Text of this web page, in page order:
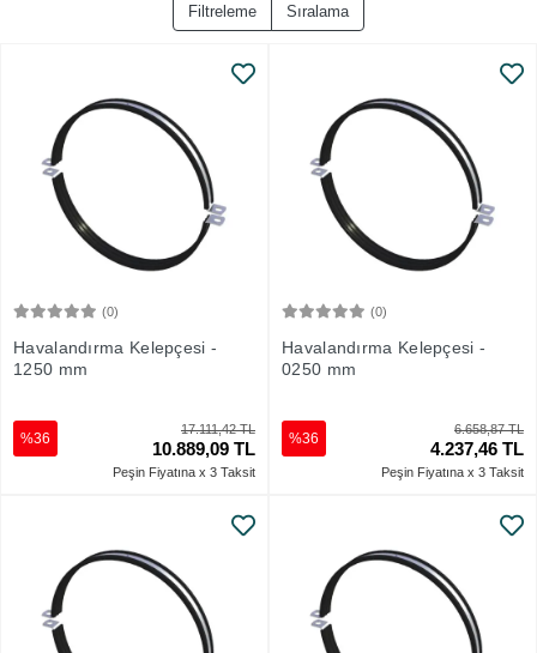
Filtreleme Sıralama
(0)
Havalandırma Kelepçesi -
1250 mm
17.111,42 TL
10.889,09 TL
%36
Peşin Fiyatına x 3 Taksit
(0)
Havalandırma Kelepçesi -
0250 mm
6.658,87 TL
4.237,46 TL
%36
Peşin Fiyatına x 3 Taksit